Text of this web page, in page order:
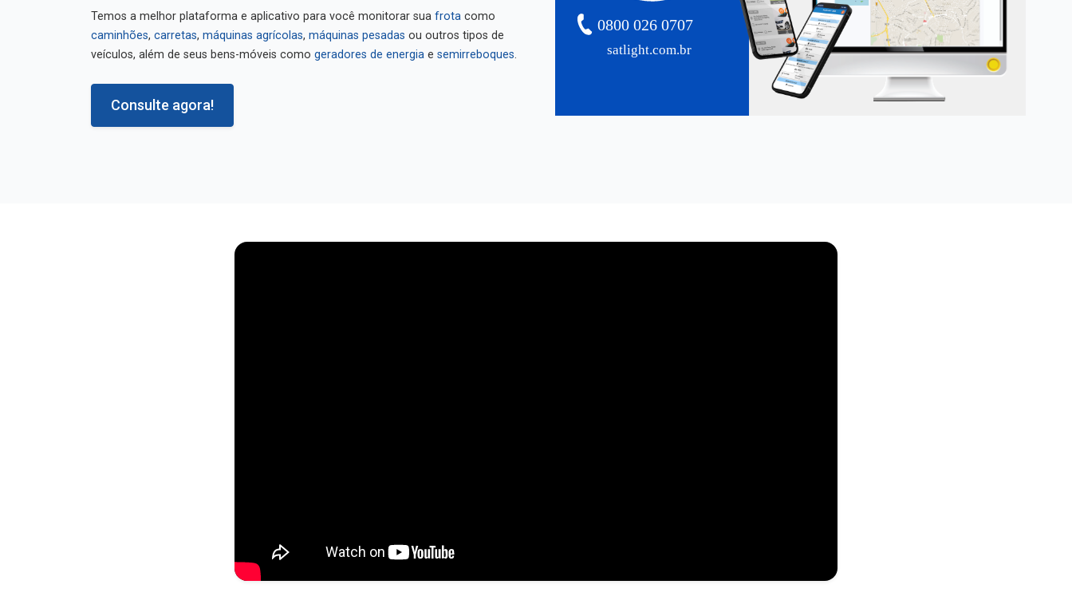
Temos a melhor plataforma e aplicativo para você monitorar sua frota
caminhões
máquinas agrícolas máquinas pesadas
ou outros tipos de
veículos, além de seus bens-móveis como
geradores de energia semirreboques
Consulte agora!
satlight.com.br
0800 026 0707